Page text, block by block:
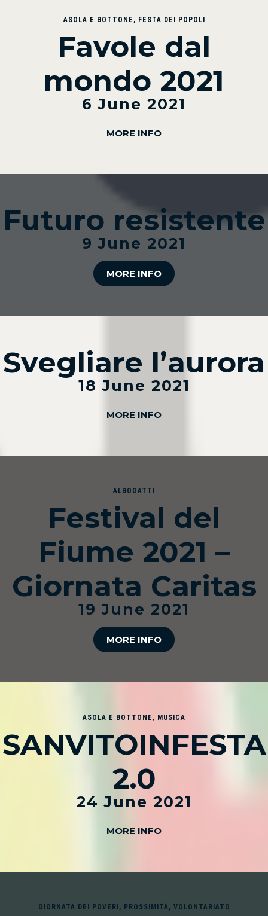
ASOLA E BOTTONE , FESTA DEI POPOLI
Favole dal
mondo 2021
6 June 2021
MORE INFO
Futuro resistente
9 June 2021
MORE INFO
Svegliare l’aurora
18 June 2021
MORE INFO
ALBOGATTI
Festival del
Fiume 2021 –
Giornata Caritas
19 June 2021
MORE INFO
ASOLA E BOTTONE , MUSICA
SANVITOINFESTA
2.0
24 June 2021
MORE INFO
GIORNATA DEI POVERI , PROSSIMITÀ, VOLONTARIATO